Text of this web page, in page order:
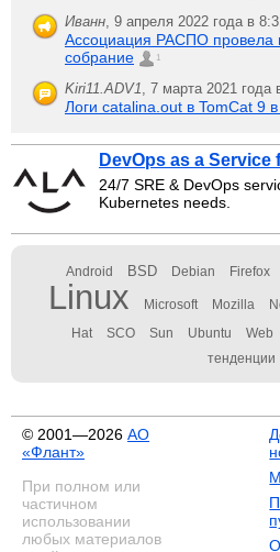
Иванн, 9 апреля 2022 года в
Ассоциация РАСПО провела
собрание
1
Kiri11.ADV1, 7 марта 2021 года
Логи catalina.out в TomCat 9
DevOps as a Service
24/7 SRE & DevOps
Kubernetes needs.
Android BSD Debian Firefox
Linux Microsoft Mozilla
Hat SCO Sun Ubuntu Web
тенденции
© 2001—2026 АО
«Флант»
При полном или
частичном
использовании
любых материалов